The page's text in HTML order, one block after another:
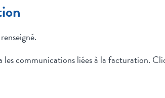
les communications liées à la facturation.